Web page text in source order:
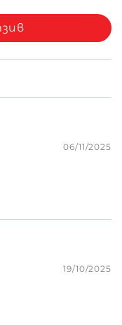
06/11/2025
19/10/2025